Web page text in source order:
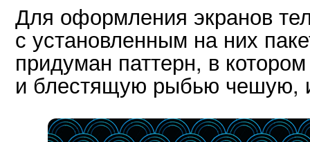
Для оформления экранов
с установленным на них
придуман паттерн, в
и блестящую рыбью чешую,